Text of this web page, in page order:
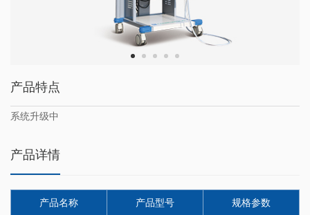
产品特点
系统升级中
产品详情
产品名称 产品型号 规格参数